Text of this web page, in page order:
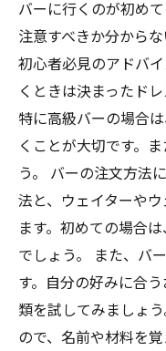
バーに行くのが初め
注意すべきか分から
初心者必見のアドバ
くときは決まったド
特に高級バーの場合
くことが大切です。
う。 バーの注文方法
法と、ウェイターや
ます。初めての場合
でしょう。 また、バ
す。自分の好みに合
類を試してみましょ
ので、名前や材料を